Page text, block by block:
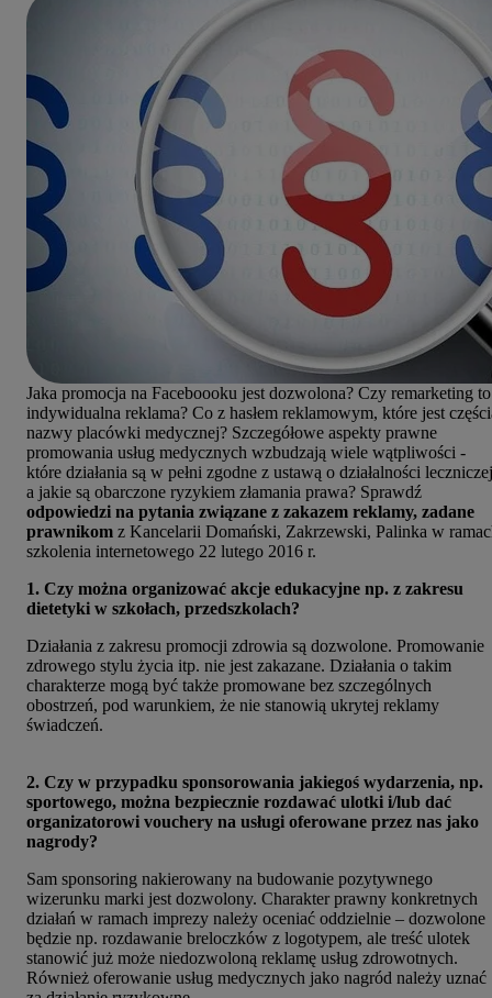
Jaka promocja na Faceboooku jest dozwolona? Czy remarketing to
indywidualna reklama? Co z hasłem reklamowym, które jest
nazwy placówki medycznej? Szczegółowe aspekty prawne
promowania usług medycznych wzbudzają wiele wątpliwości -
które działania są w pełni zgodne z ustawą o działalności
a jakie są obarczone ryzykiem złamania prawa? Sprawdź
odpowiedzi na pytania związane z zakazem reklamy, zadane
prawnikom z Kancelarii Domański, Zakrzewski, Palinka w
szkolenia internetowego 22 lutego 2016 r.
1. Czy można organizować akcje edukacyjne np. z zakresu
dietetyki w szkołach, przedszkolach?
Działania z zakresu promocji zdrowia są dozwolone. Promowanie
zdrowego stylu życia itp. nie jest zakazane. Działania o takim
charakterze mogą być także promowane bez szczególnych
obostrzeń, pod warunkiem, że nie stanowią ukrytej reklamy
świadczeń.
2. Czy w przypadku sponsorowania jakiegoś wydarzenia, np.
sportowego, można bezpiecznie rozdawać ulotki i/lub dać
organizatorowi vouchery na usługi oferowane przez nas jako
nagrody?
Sam sponsoring nakierowany na budowanie pozytywnego
wizerunku marki jest dozwolony. Charakter prawny konkretnych
działań w ramach imprezy należy oceniać oddzielnie – dozwolone
będzie np. rozdawanie breloczków z logotypem, ale treść ulotek
stanowić już może niedozwoloną reklamę usług zdrowotnych.
Również oferowanie usług medycznych jako nagród należy uznać